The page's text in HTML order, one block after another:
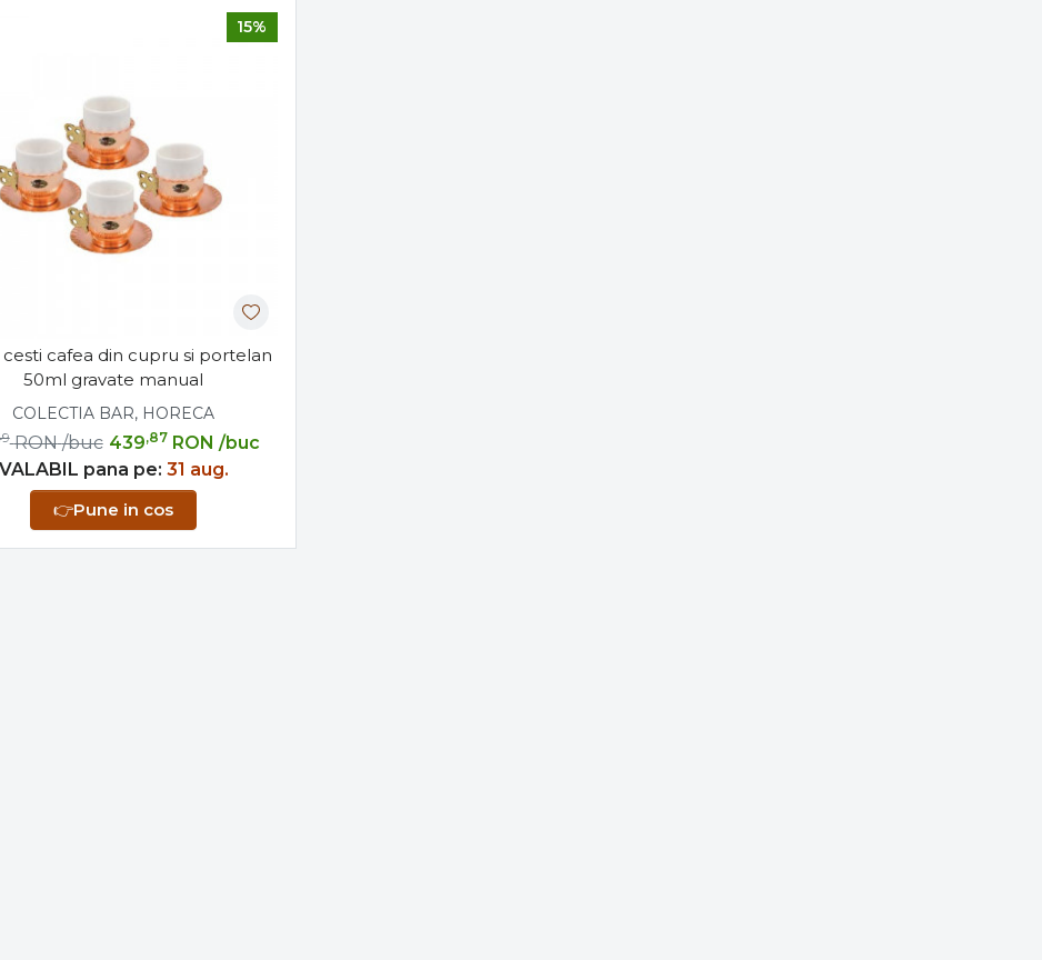
15%
cesti cafea din cupru si portelan
50ml gravate manual
COLECTIA BAR, HORECA
439,87 RON /buc
RON /buc
VALABIL pana pe: 31 aug.
👉Pune in cos